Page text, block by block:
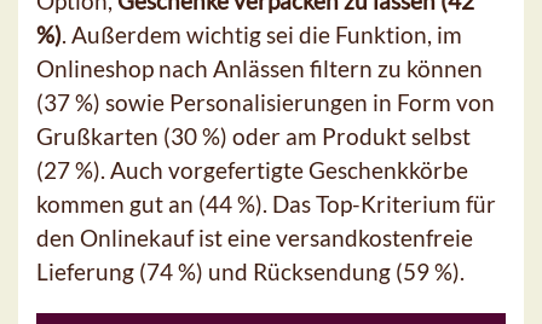
%). Außerdem wichtig sei die Funktion, im
Onlineshop nach Anlässen filtern zu können
(37 %) sowie Personalisierungen in Form von
Grußkarten (30 %) oder am Produkt selbst
(27 %). Auch vorgefertigte Geschenkkörbe
kommen gut an (44 %). Das Top-Kriterium für
den Onlinekauf ist eine versandkostenfreie
Lieferung (74 %) und Rücksendung (59 %).